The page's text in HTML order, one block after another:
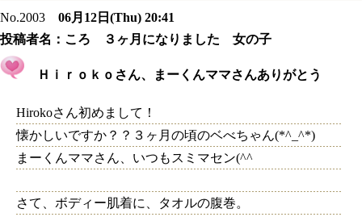
No.2003
06月12日(Thu) 20:41
投稿者名： ころ ３ヶ月になりました 女の子
Ｈｉｒｏｋｏさん、まーくんママさんありがとう
Hirokoさん初めまして！
懐かしいですか？？３ヶ月の頃のベべちゃん(*^_^*)
まーくんママさん、いつもスミマセン(^^ゞ
さて、ボディー肌着に、タオルの腹巻。